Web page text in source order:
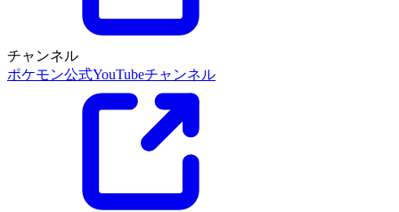
チャンネル
ポケモン公式YouTubeチャンネル